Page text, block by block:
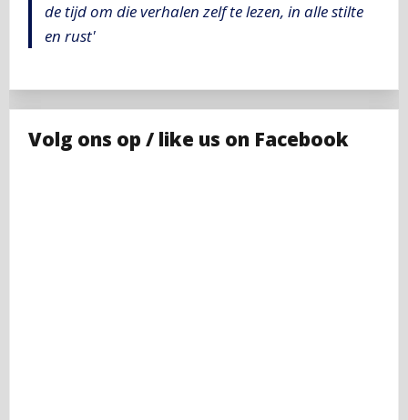
de tijd om die verhalen zelf te lezen, in alle stilte
en rust'
Volg ons op / like us on Facebook